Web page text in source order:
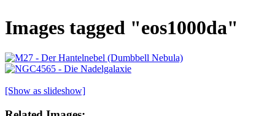
Images tagged "eos1000da"
[Show as slideshow]